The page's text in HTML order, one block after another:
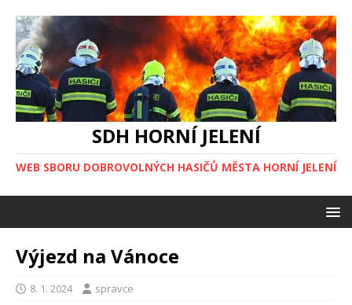
SDH HORNÍ JELENÍ
WEB SBORU DOBROVOLNÝCH HASIČŮ MĚSTA HORNÍ JELENÍ
Výjezd na Vánoce
8. 1. 2024 spravce